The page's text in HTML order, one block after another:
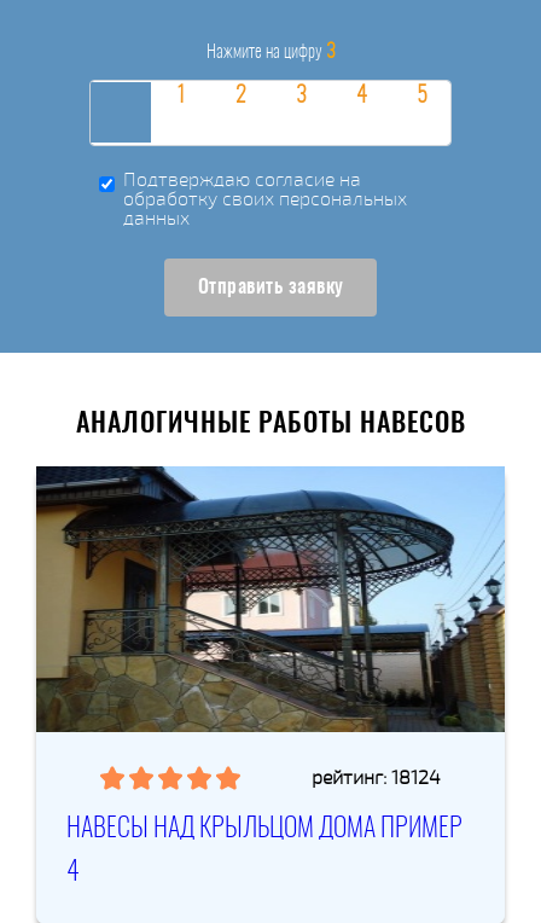
Нажмите на цифру 3
Подтверждаю согласие на
обработку своих персональных
данных
Отправить заявку
АНАЛОГИЧНЫЕ РАБОТЫ НАВЕСОВ
рейтинг: 18124
НАВЕСЫ НАД КРЫЛЬЦОМ ДОМА ПРИМЕР
4